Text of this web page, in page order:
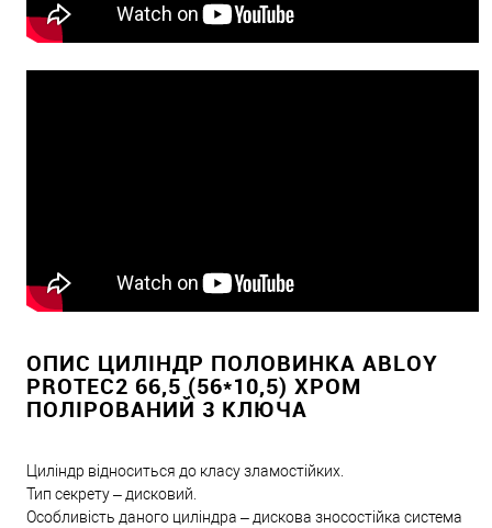
ОПИС ЦИЛІНДР ПОЛОВИНКА ABLOY
PROTEC2 66,5 (56*10,5) ХРОМ
ПОЛІРОВАНИЙ 3 КЛЮЧА
Циліндр відноситься до класу зламостійких.
Тип секрету – дисковий.
Особливість даного циліндра – дискова зносостійка система